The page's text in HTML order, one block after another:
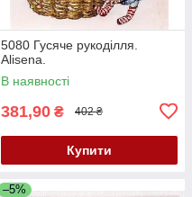
5080 Гусяче рукоділля.
Alisena.
В наявності
381,90 ₴ 402 ₴
Купити
–5%